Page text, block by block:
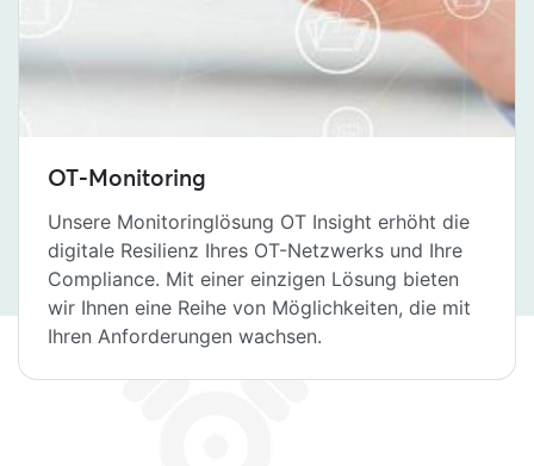
OT-Monitoring
Unsere Monitoringlösung OT Insight erhöht die
digitale Resilienz Ihres OT-Netzwerks und Ihre
Compliance. Mit einer einzigen Lösung bieten
wir Ihnen eine Reihe von Möglichkeiten, die mit
Ihren Anforderungen wachsen.